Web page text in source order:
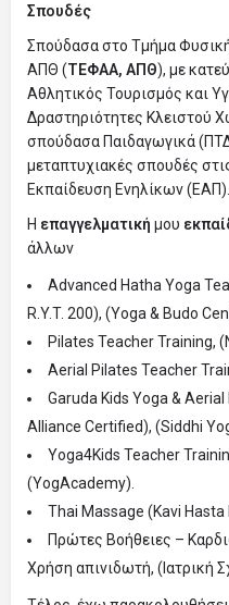
Σπουδές
Σπούδασα στο Τμήμα
ΑΠΘ (ΤΕΦΑΑ, ΑΠΘ), με
Αθλητικός Τουρισμός και
Δραστηριότητες Κλειστού
σπούδασα Παιδαγωγικά
μεταπτυχιακές σπουδές
Εκπαίδευση Ενηλίκων (ΕΑΠ).
Η επαγγελματική μου
άλλων
Advanced Hatha Yoga
R.Y.T. 200), (Yoga & Budo
Pilates Teacher Training,
Aerial Pilates Teacher
Garuda Kids Yoga &
Alliance Certified), (Siddhi
Yoga4Kids Teacher
(YogAcademy).
Thai Massage (Kavi Hasta
Πρώτες Βοήθειες –
Χρήση απινιδωτή, (Ιατρική